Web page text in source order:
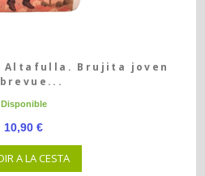
Altafulla. Brujita joven
Disponible
10,90 €
A LA CESTA